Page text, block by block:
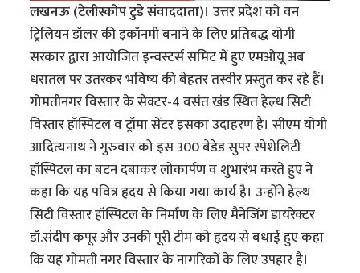
लखनऊ (टेलीस्कोप टुडे संवाददाता)। उत्तर प्रदेश को वन
ट्रिलियन डॉलर की इकॉनमी बनाने के लिए प्रतिबद्ध योगी
सरकार द्वारा आयोजित इन्वस्टर्स समिट में हुए एमओयू अब
धरातल पर उतरकर भविष्य की बेहतर तस्वीर प्रस्तुत कर रहे हैं।
गोमतीनगर विस्तार के सेक्टर-4 वसंत खंड स्थित हेल्थ सिटी
विस्तार हॉस्पिटल व ट्रॉमा सेंटर इसका उदाहरण है। सीएम योगी
आदित्यनाथ ने गुरुवार को इस 300 बेडेड सुपर स्पेशेलिटी
हॉस्पिटल का बटन दबाकर लोकार्पण व शुभारंभ करते हुए ने
कहा कि यह पवित्र हृदय से किया गया कार्य है। उन्होंने हेल्थ
सिटी विस्तार हॉस्पिटल के निर्माण के लिए मैनेजिंग डायरेक्टर
डॉ.संदीप कपूर और उनकी पूरी टीम को हृदय से बधाई हुए कहा
कि यह गोमती नगर विस्तार के नागरिकों के लिए उपहार है।